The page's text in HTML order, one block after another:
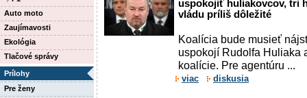
Auto moto
Zaujímavosti
Ekológia
Tlačové správy
Prílohy
Pre ženy
uspokojiť huliakovcov, tri
vládu príliš dôležité
Koalícia bude musieť
uspokojí Rudolfa Huliaka
koalície. Pre agentúru ...
viac diskusia